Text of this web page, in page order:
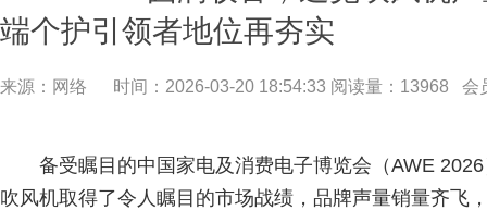
端个护引领者地位再夯实
来源：网络 时间：2026-03-20 18:54:33 阅读量：13968 会
备受瞩目的中国家电及消费电子博览会（AWE
吹风机取得了令人瞩目的市场战绩，品牌声量销量齐飞